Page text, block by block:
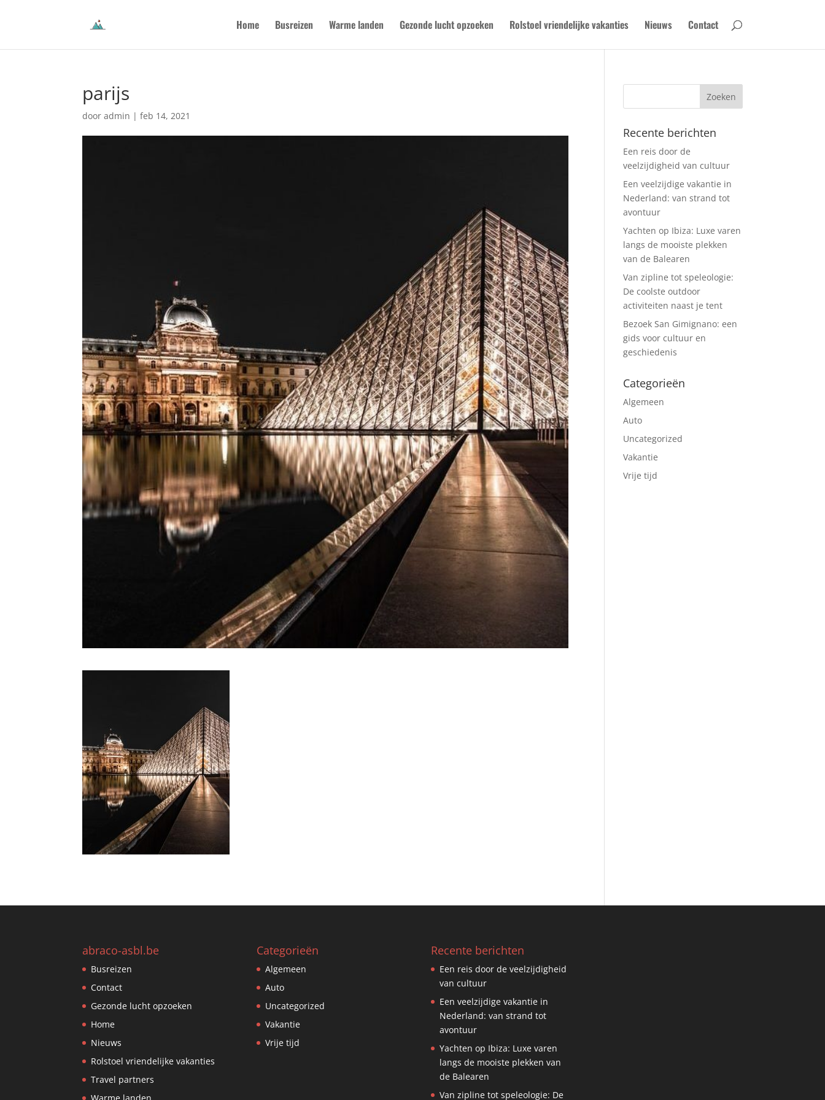
Home Busreizen Warme landen Gezonde lucht opzoeken Rolstoel vriendelijke vakanties Nieuws Contact
parijs
dooradmin |feb 14, 2021
Recente berichten
Een reis door de
veelzijdigheid van cultuur
Een veelzijdige vakantie in
Nederland: van strand tot
avontuur
Yachten op Ibiza: Luxe varen
langs de mooiste plekken
van de Balearen
Van zipline tot speleologie:
De coolste outdoor
activiteiten naast je tent
Bezoek San Gimignano: een
gids voor cultuur en
geschiedenis
Categorieën
Algemeen
Auto
Uncategorized
Vakantie
Vrije tijd
abraco-asbl.be
Busreizen
Contact
Gezonde lucht opzoeken
Home
Nieuws
Rolstoel vriendelijke vakanties
Travel partners
Categorieën
Algemeen
Auto
Uncategorized
Vakantie
Vrije tijd
Recente berichten
Een reis door de veelzijdigheid
van cultuur
Een veelzijdige vakantie in
Nederland: van strand tot
avontuur
Yachten op Ibiza: Luxe varen
langs de mooiste plekken van
de Balearen
Van zipline tot speleologie: De